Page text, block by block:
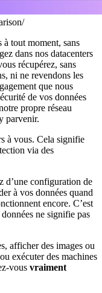
à tout moment, sans
dans nos datacenters
récupérez, sans
ni ne revendons les
que nous
de vos données
propre réseau
parvenir.
à vous. Cela signifie
via des
d’une configuration de
à vos données quand
encore. C’est
ne signifie pas
afficher des images ou
exécuter des machines
vous vraiment